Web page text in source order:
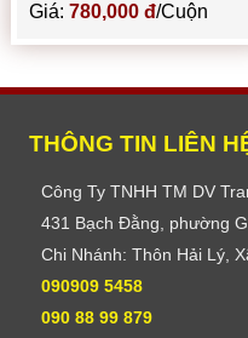
Giá:780,000 đ/Cuộn
THÔNG TIN LIÊN
Công Ty TNHH TM DV
431 Bạch Đằng, phường
Chi Nhánh: Thôn Hải Lý,
090909 5458
090 88 99 879